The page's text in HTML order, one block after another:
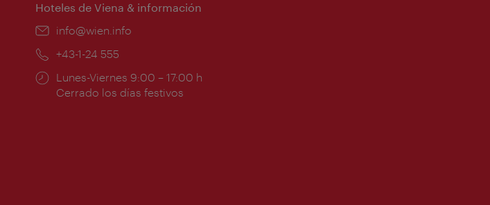
Hoteles de Viena & información
e-
info@wien.info
Teléfono:
+43-1-24 555
Horarios
de
Lunes-Viernes 9:00 – 17:00 h
Cerrado los días festivos